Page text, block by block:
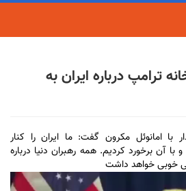
ترامپ درباره ایران به
با امانوئل مکرون گفت: ما ایران را کنار
با آن برخورد کردیم. همه رهبران دنیا درباره
خوبی خواهد داشت